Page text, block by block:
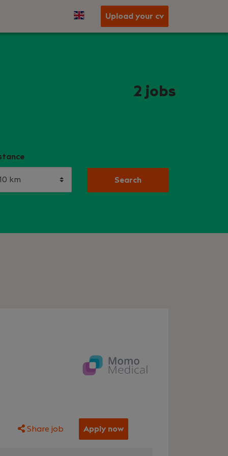
Upload your cv
2 jobs
Search
Share job Apply now